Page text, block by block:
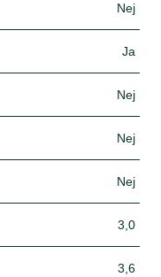
Nej
Ja
Nej
Nej
Nej
3,0
3,6